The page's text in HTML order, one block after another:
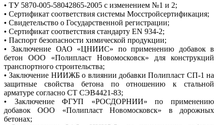
• ТУ 5870-005-58042865-2005 с изменением №1 и 2;
• Сертификат соответствия системы Мосстройсертификация;
• Свидетельство о Государственной регистрации;
• Сертификат соответствия стандарту EN 934-2;
• Паспорт безопасности химической продукции;
• Заключение ОАО «ЦНИИС» по применению добавок в
бетон ООО «Полипласт Новомосковск» для конструкций
транспортного строительства;
• Заключение НИИЖБ о влиянии добавки Полипласт СП-1 на
защитные свойства бетона по отношению к стальной
арматуре согласно СТ СЭВ4421-83;
• Заключение ФГУП «РОСДОРНИИ» по применению
добавок ООО «Полипласт Новомосковск» в дорожных
бетонах;